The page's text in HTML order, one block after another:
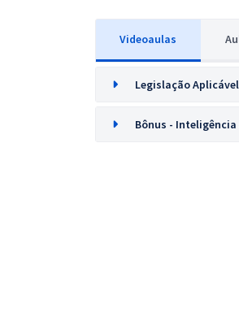
Videoaulas
Legislação
Bônus -